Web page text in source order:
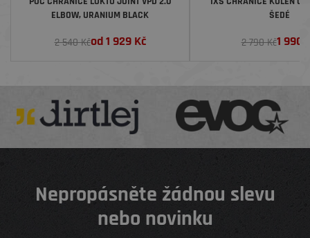
ELBOW, URANIUM BLACK
2 540 Kčod1 929Kč
ŠEDÉ
2 790 Kč1 990
Nepropásněte žádnou slevu
nebo novinku